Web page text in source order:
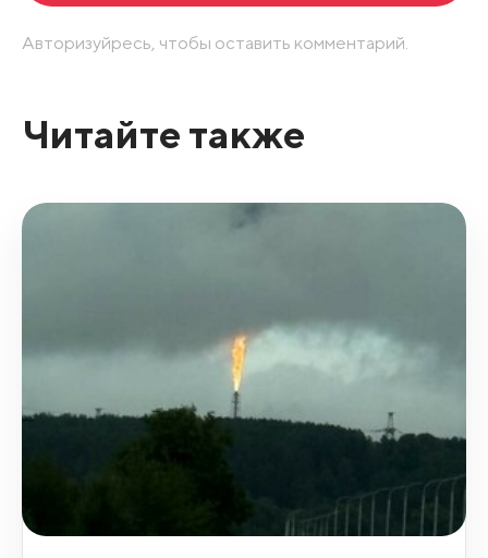
Авторизуйресь, чтобы оставить комментарий.
Читайте также